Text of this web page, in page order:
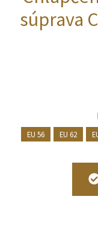
súprava
EU 56 EU 62